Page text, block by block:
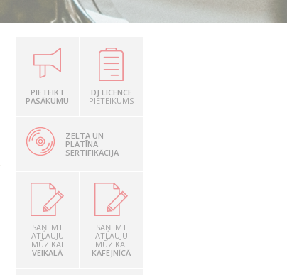
PIETEIKT
PASĀKUMU
DJ LICENCE
PIETEIKUMS
ZELTA UN
PLATĪNA
SERTIFIKĀCIJA
SAŅEMT
ATĻAUJU
MŪZIKAI
VEIKALĀ
SAŅEMT
ATĻAUJU
MŪZIKAI
KAFEJNĪCĀ